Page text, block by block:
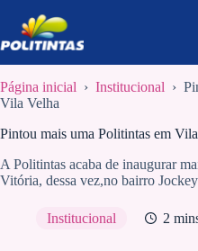
para
o
conteúdo
Página inicial › Institucional ›
Vila Velha
Pintou mais uma Politintas em
A Politintas acaba de inaugurar
Vitória, dessa vez,no bairro Jockey
Institucional 2